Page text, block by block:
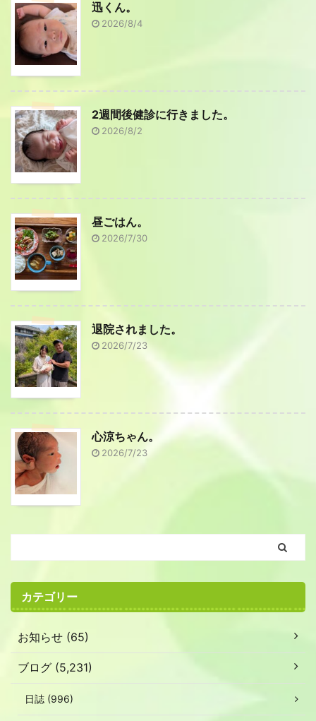
迅くん。
2026/8/4
2週間後健診に行きました。
2026/8/2
昼ごはん。
2026/7/30
退院されました。
2026/7/23
心涼ちゃん。
2026/7/23
カテゴリー
お知らせ (65)
ブログ (5,231)
日誌 (996)